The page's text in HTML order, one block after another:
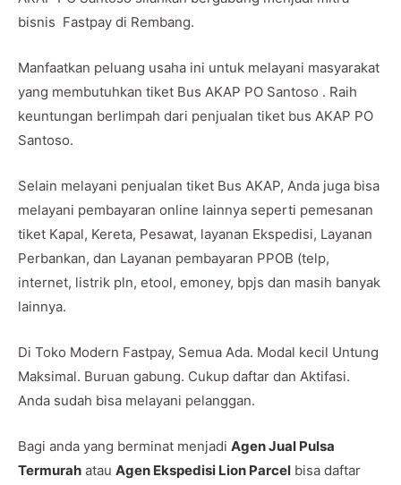
bisnis Fastpay di Rembang.
Manfaatkan peluang usaha ini untuk melayani masyarakat
yang membutuhkan tiket Bus AKAP PO Santoso . Raih
keuntungan berlimpah dari penjualan tiket bus AKAP PO
Santoso.
Selain melayani penjualan tiket Bus AKAP, Anda juga bisa
melayani pembayaran online lainnya seperti pemesanan
tiket Kapal, Kereta, Pesawat, layanan Ekspedisi, Layanan
Perbankan, dan Layanan pembayaran PPOB (telp,
internet, listrik pln, etool, emoney, bpjs dan masih banyak
lainnya.
Di Toko Modern Fastpay, Semua Ada. Modal kecil Untung
Maksimal. Buruan gabung. Cukup daftar dan Aktifasi.
Anda sudah bisa melayani pelanggan.
Bagi anda yang berminat menjadi Agen Jual Pulsa
Termurah atau Agen Ekspedisi Lion Parcel bisa daftar